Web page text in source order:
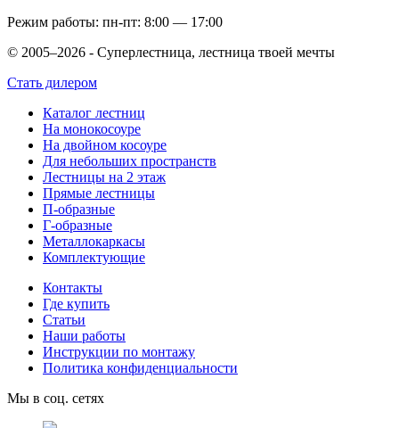
Режим работы: пн-пт: 8:00 — 17:00
© 2005–2026 - Суперлестница, лестница твоей мечты
Стать дилером
Каталог лестниц
На монокосоуре
На двойном косоуре
Для небольших пространств
Лестницы на 2 этаж
Прямые лестницы
П-образные
Г-образные
Металлокаркасы
Комплектующие
Контакты
Где купить
Статьи
Наши работы
Инструкции по монтажу
Политика конфиденциальности
Мы в соц. сетях